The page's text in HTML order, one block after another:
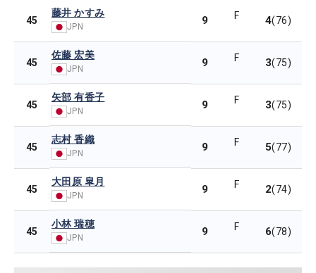
45
藤井 かすみ
JPN 9 F 4(76)
45
佐藤 宏美
JPN 9 F 3(75)
45
矢部 有香子
JPN 9 F 3(75)
45
志村 香織
JPN 9 F 5(77)
45
大田原 皐月
JPN 9 F 2(74)
45
小林 瑞穂
JPN 9 F 6(78)